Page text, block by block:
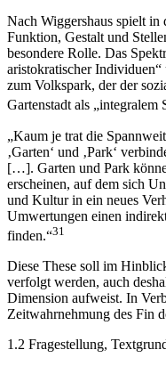
Nach Wiggershaus spielt in
Funktion, Gestalt und
besondere Rolle. Das
aristokratischer
zum Volkspark, der der
Gartenstadt als „integralem
„Kaum je trat die
‚Garten‘ und ‚Park‘
[…]. Garten und Park
erscheinen, auf dem sich
und Kultur in ein neues
Umwertungen einen
finden.“31
Diese These soll im
verfolgt werden, auch
Dimension aufweist. In
Zeitwahrnehmung des Fin
1.2 Fragestellung,